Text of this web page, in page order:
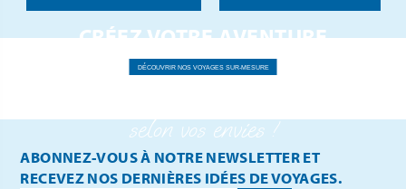
CRÉEZ VOTRE AVENTURE
PERSONNALISÉE
selon vos envies !
DÉCOUVRIR NOS VOYAGES SUR-MESURE
ABONNEZ-VOUS À NOTRE NEWSLETTER ET
RECEVEZ NOS DERNIÈRES IDÉES DE VOYAGES.